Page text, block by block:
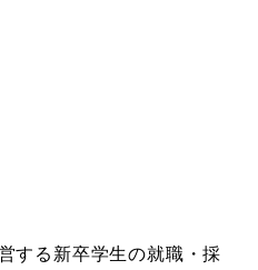
する新卒学生の就職・採